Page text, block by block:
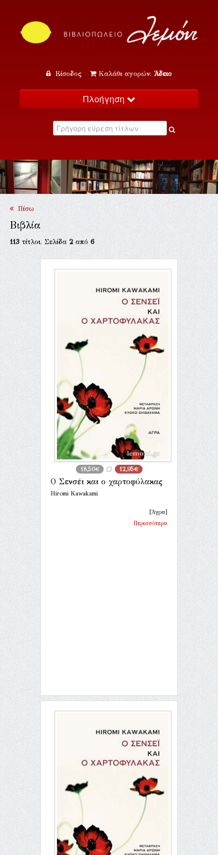
Είσοδος Καλάθι αγορών: Άδειο
Πλοήγηση
Κατάλογος
Εκδηλώσεις
Επικοινωνία
Πίσω
Βιβλία
113τίτλοι. Σελίδα2από6
18,50€ 12,95€
Ο Σενσέι και ο χαρτοφύλακας
Hiromi Kawakami
[Άγρα]
Περισσότερα